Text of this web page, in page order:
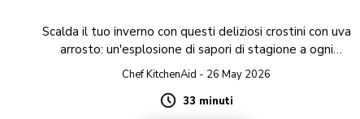
Scalda il tuo inverno con questi deliziosi crostini con uva
arrosto: un'esplosione di sapori di stagione a ogni
boccone!
Chef KitchenAid - 26 May 2026
Duration
33 minuti